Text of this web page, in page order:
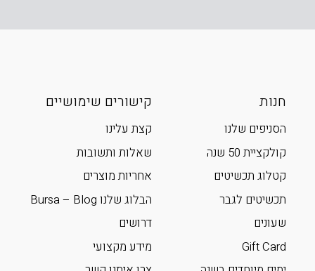
חנות
הסניפים שלנו
קולקציית 50 שנה
קטלוג תכשיטים
תכשיטים לגבר
שעונים
Gift Card
קישורים שימושיים
קצת עלינו
שאלות ותשובות
אחריות מוצרים
הבלוג שלנו Bursa – Blog
דרושים
מידע מקצועי